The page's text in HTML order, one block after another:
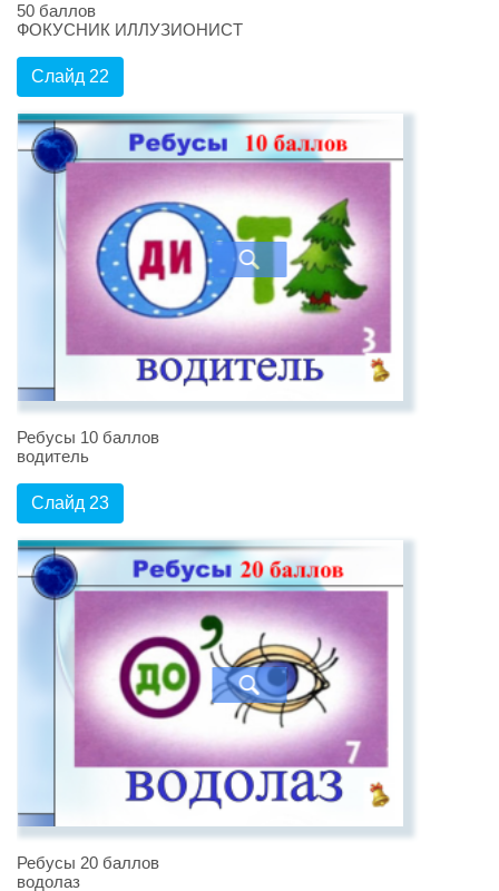
50 баллов
ФОКУСНИК ИЛЛУЗИОНИСТ
Слайд 22
Ребусы 10 баллов
водитель
Слайд 23
Ребусы 20 баллов
водолаз